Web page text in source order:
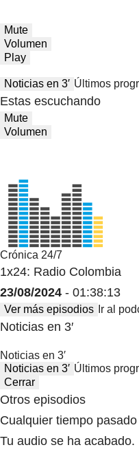
Mute
Volumen
Play
Noticias en 3′ Últimos
Estas escuchando
Mute
Volumen
Crónica 24/7
1x24: Radio Colombia
23/08/2024 - 01:38:13
Ver más episodios Ir al
Noticias en 3′
Noticias en 3′
Noticias en 3′ Últimos
Cerrar
Otros episodios
Cualquier tiempo
Tu audio se ha acabado.